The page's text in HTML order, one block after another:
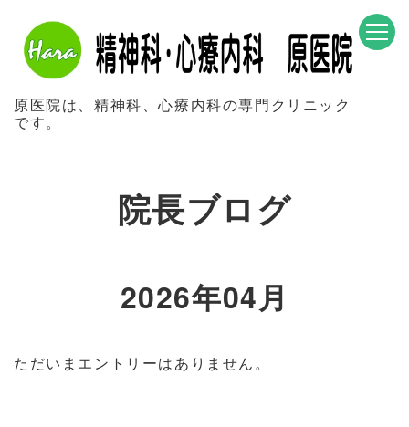
原医院は、精神科、心療内科の専門クリニック
です。
院長ブログ
2026年04月
ただいまエントリーはありません。